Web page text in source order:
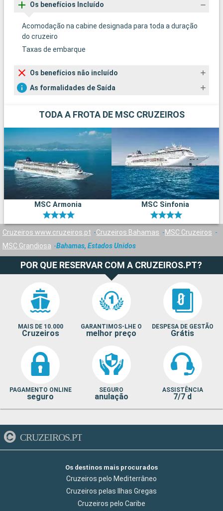
Os benefícios Incluído
Acomodação na cabine designada para toda a duração
do cruzeiro
Taxas de embarque
Os benefícios não incluído
As formalidades de Saída
TODA A FROTA DE MSC CRUZEIROS
MSC Armonia MSC Sinfonia
Cruzeiros www.cruzeiros.pt Cruzeiros Bahamas
MSC Cruzeiros
MSC Grandiosa
Bahamas, Estados Unidos
POR QUE RESERVAR COM A CRUZEIROS.PT?
MAIS DE 10.000
Cruzeiros
GARANTIMOS-LHE O
melhor preço
DESPESA DE GESTÃO
Grátis
PAGAMENTO ONLINE
seguro
SEGURO
anulação
ASSISTÊNCIA
7/7 d
CRUZEIROS.PT
Os destinos mais procurados
Cruzeiros pelo Mediterrâneo
Cruzeiros pelas Ilhas Gregas
Cruzeiros pelo Caribe